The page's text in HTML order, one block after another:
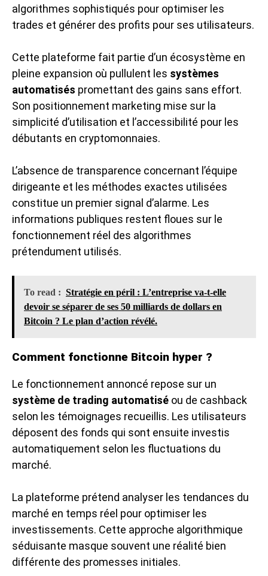
algorithmes sophistiqués pour optimiser les
trades et générer des profits pour ses utilisateurs.
Cette plateforme fait partie d’un écosystème en
pleine expansion où pullulent les systèmes
automatisés promettant des gains sans effort.
Son positionnement marketing mise sur la
simplicité d’utilisation et l’accessibilité pour les
débutants en cryptomonnaies.
L’absence de transparence concernant l’équipe
dirigeante et les méthodes exactes utilisées
constitue un premier signal d’alarme. Les
informations publiques restent floues sur le
fonctionnement réel des algorithmes
prétendument utilisés.
To read : Stratégie en péril : L’entreprise va-t-elle
devoir se séparer de ses 50 milliards de dollars en
Bitcoin ? Le plan d’action révélé.
Comment fonctionne Bitcoin hyper ?
Le fonctionnement annoncé repose sur un
système de trading automatisé ou de cashback
selon les témoignages recueillis. Les utilisateurs
déposent des fonds qui sont ensuite investis
automatiquement selon les fluctuations du
marché.
La plateforme prétend analyser les tendances du
marché en temps réel pour optimiser les
investissements. Cette approche algorithmique
séduisante masque souvent une réalité bien
différente des promesses initiales.